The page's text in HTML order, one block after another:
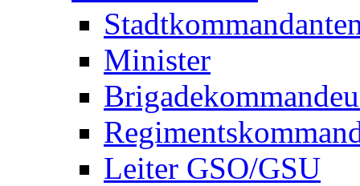
Minister
Leiter GSO/GSU